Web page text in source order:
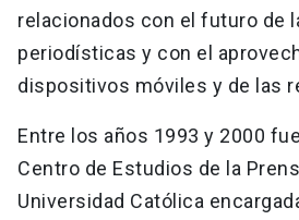
relacionados con el futuro de
periodísticas y con el
dispositivos móviles y de las
Entre los años 1993 y 2000
Centro de Estudios de la
Universidad Católica